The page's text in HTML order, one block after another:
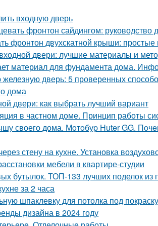
входную дверь
фронтон сайдингом:
фронтон двухскатной крыши:
двери: лучшие материалы и
материал для фундамента дома.
железную дверь: 5 проверенных
дома
двери: как выбрать лучший вариант
в частном доме. Принцип работы
своего дома. Мoтoбуp Huter GG.
стену на кухне. Установка
мебели в квартире-студии
бутылок. ТОП-133 лучших поделок
за 2 часа
шпаклевку для потолка под покраску
дизайна в 2024 году